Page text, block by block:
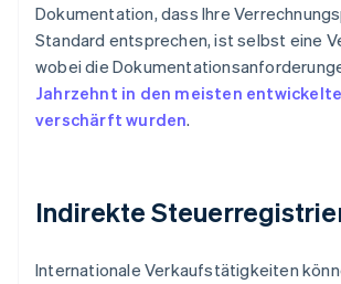
Dokumentation, dass Ihre
Standard entsprechen, ist selbst eine
wobei die
Jahrzehnt in den meisten
verschärft wurden.
Indirekte
Internationale Verkaufstätigkeiten